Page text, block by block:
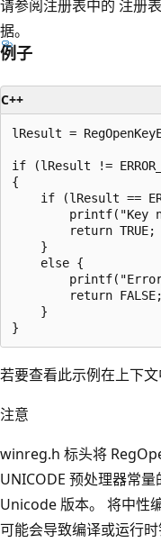
请参阅注册表中的 注册
据。
例子
C++
lResult =
if (lResult !=
{
if (lResult ==
printf("Key
        return TRUE;
    }
    else {
        return FALSE;
    }
若要查看此示例在上下
注意
winreg.h 标头将
UNICODE 预处理器常
Unicode 版本。 将中性
可能会导致编译或运行